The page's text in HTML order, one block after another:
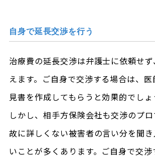
自身で延長交渉を行う
治療費の延長交渉は弁護士に依頼せ
えます。ご自身で交渉する場合は、
見書を作成してもらうと効果的でしょ
しかし、相手方保険会社も交渉のプ
故に詳しくない被害者の言い分を聞
いことが多くあります。ご自身で交